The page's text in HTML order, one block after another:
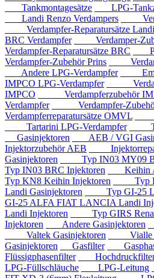
Tankmontagesätze
LPG-
Landi Renzo Verdampers
Verdampfer-Reparatursätze Landi
BRC Verdampfer
Verdamper-
Verdampfer-Reparatursätze BRC
Verdampfer-Zubehör Prins
Andere LPG-Verdampfer
Emer
IMPCO LPG-Verdampfer
IMPCO
Verdampferzubehör
Verdampfer
Verdampfer-
Verdampferreparatursätze OMVL
Tartarini LPG-Verdampfer
Gasinjektoren
AEB / VGI
Injektorzubehör AEB
Gasinjektoren
Typ IN03 MY09
Typ IN03 BRC Injektoren
Keihin /
Typ KN8 Keihin Injektoren
Typ
Landi Gasinjektoren
Typ GI-25
GI-25 ALFA FIAT LANCIA Landi
Landi Injektoren
Typ GIRS
Injektoren
Andere Gasinjektoren
Valtek Gasinjektoren
Vialle
Gasinjektoren
Gasfilter
Flüssigphasenfilter
LPG-Füllschläuche
LPG-Leitung